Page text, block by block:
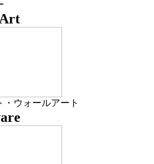
ウォールアート